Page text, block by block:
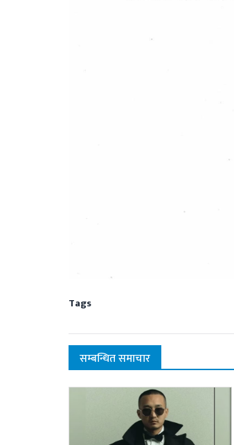
Tags
सम्बन्धित समाचार